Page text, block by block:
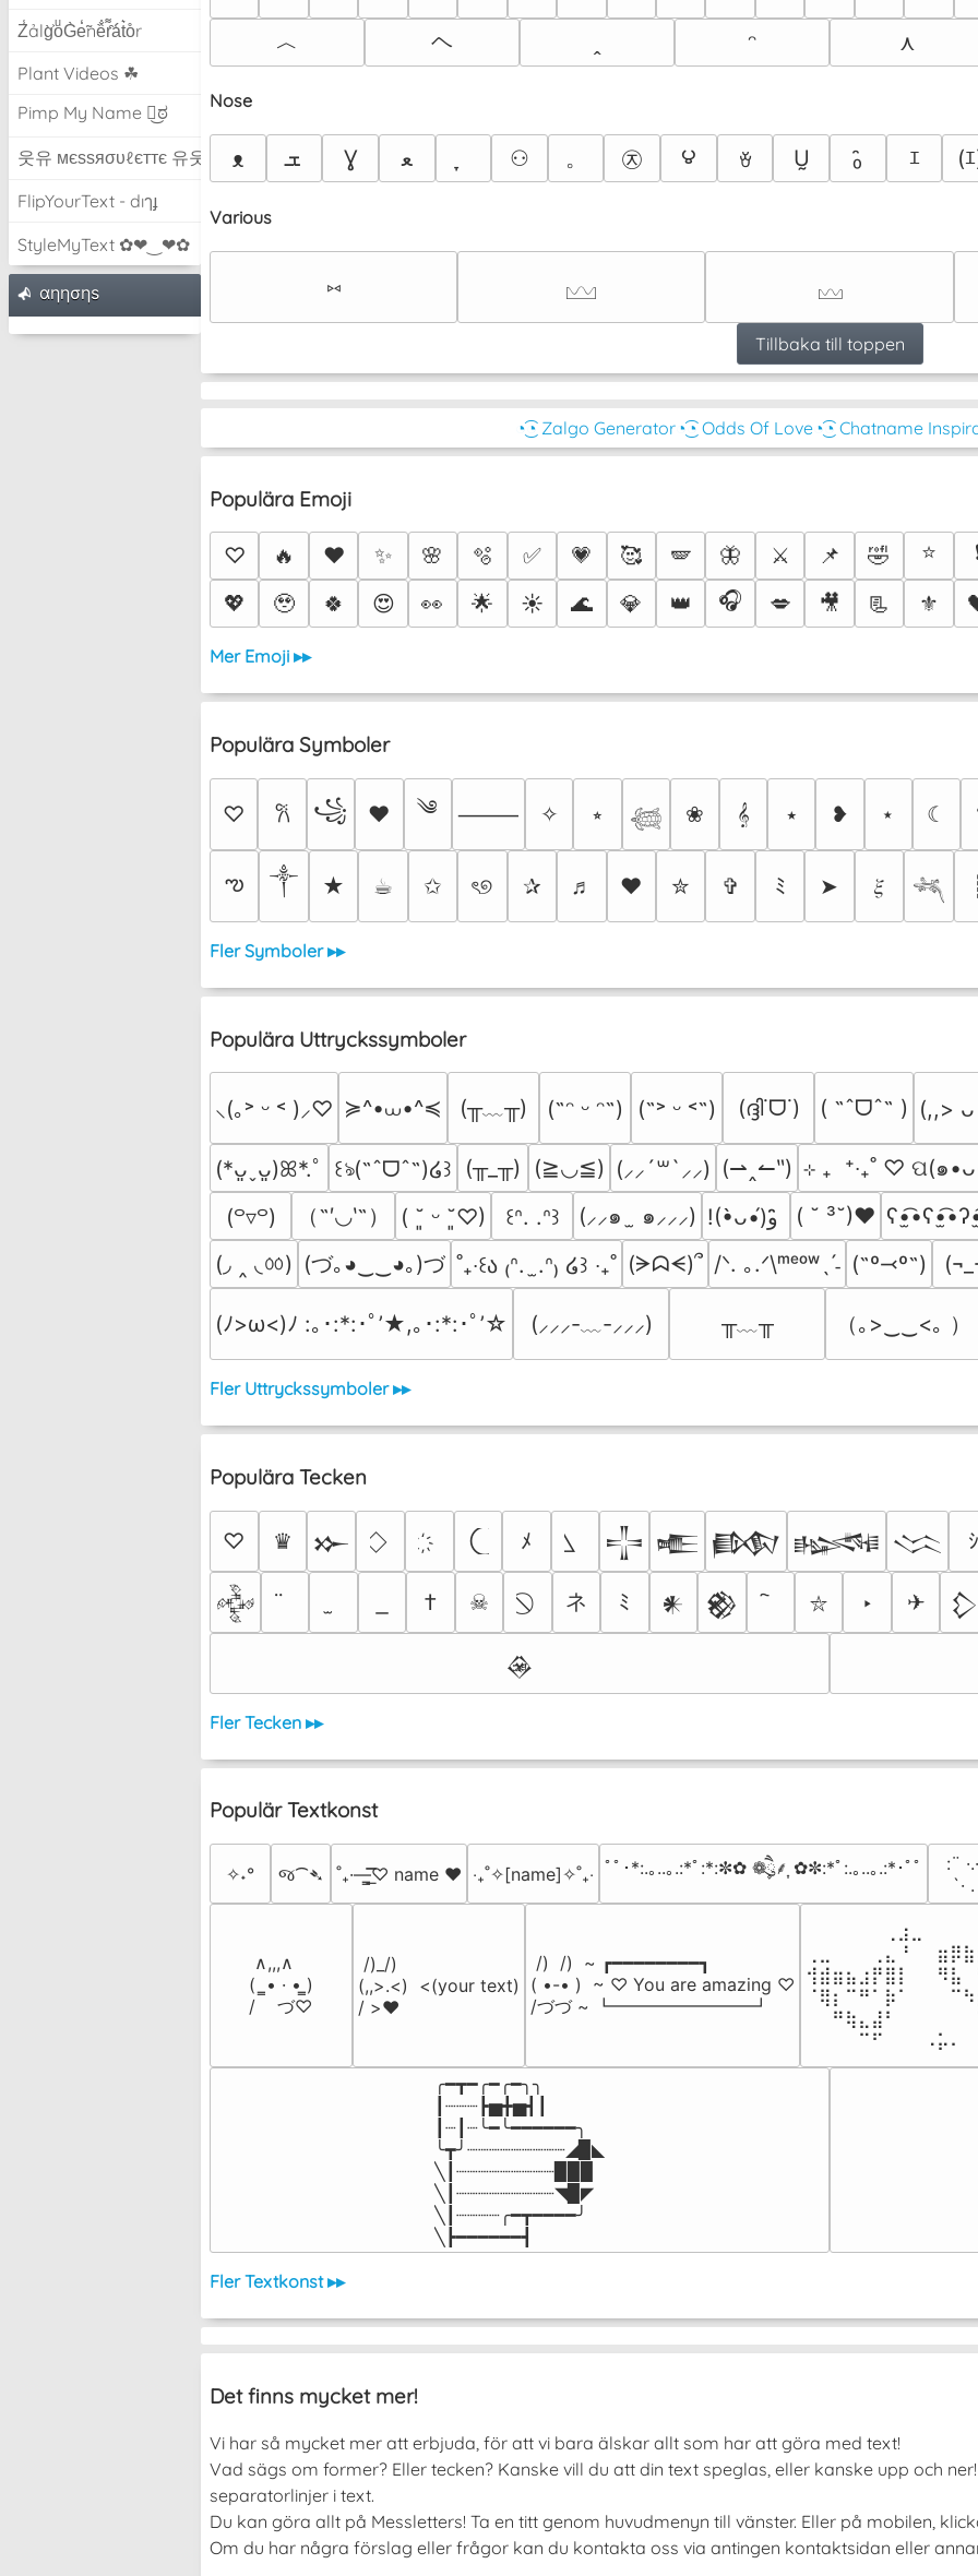
Z̾ảlg̀͐oͧG̀e̒̃nȅ̐r͌̑á͑t͛o̊r
Plant Videos ☘
Pimp My Name ಠ͜ಠ
웃유 мєѕѕяσυℓєттє 유웃
FlipYourText - dıๅɟ
StyleMyText ✿❤‿❤✿
αηησηѕ
︿ ヘ ᵔ ⋏
Nose
ᴥ ܫ Ɣ ﻌ ⚇ 。 ㉨ ౪ ꈊ Ṵ ₀̑ ｴ (
Various
⑅ 𓈉 𓈊
Tillbaka till toppen
◔͜͡◔ Zalgo Generator◔͜͡◔ Odds Of Love◔͜͡◔ Chatname
Populära Emoji
♡ 🔥 ❤️ ✨ 🌸 🫧 ✅ 💗 🥰 🪽 🦋 ⚔️ 📌 🤣 ⭐
💖
🥹 🍀 😍 👀 🌟 ☀️ 🌊 💎 👑 🎧 💋 🎥 📃 ⚜️
Mer Emoji ▸▸
Populära Symboler
♡ 𐙚 ꧁ ♥ ༄ ⸻ ✧ ⭒ 𓆉 ❀ 𝄞 ⭑ ❥ ⋆ ☾
ఌ ༒︎ ★ ☕︎ ✩ ৎ୭ ✰ ♬ ❤ ✮ ✞ ﾐ ➤ 𝜉 𓆈 ┊
Fler Symboler ▸▸
Populära Uttryckssymboler
⸜(｡˃ ᵕ ˂ )⸝♡ ≽^•⩊•^≼ (╥﹏╥) (˶ᵔ ᵕ ᵔ˶) (˶˃ ᵕ ˂˶) (ദ്ദി˙ᗜ˙) ( ˶ˆᗜˆ˵ ) (,,>
(*ᴗ͈ˬᴗ͈)ꕤ*.ﾟ ꒰ঌ(˶ˆᗜˆ˵)໒꒱ (╥_╥) (≧◡≦) (⸝⸝´꒳`⸝⸝) (⇀‸↼‶) ⊹ ₊  ⁺‧₊˚ ♡ ପ(๑
(꒪▿꒪)
（˶′◡‵˶） ( ˘͈ ᵕ ˘͈♡) ꒰ᐢ. .ᐢ꒱ (⸝⸝๑  ̫ ๑⸝⸝⸝) ( ˘ ³˘)♥
(◞ ‸ ◟ㆀ) (づ｡◕‿‿◕｡)づ ˚₊‧꒰ა ₍ᐢ.  ̫.ᐢ₎ ໒꒱ ‧₊˚ (ᗒᗣᗕ)՞ /ᐠ. ｡.ᐟ\ᵐᵉᵒʷˎˊ˗ (˶º⤙º˶)
(ﾉ>ω<)ﾉ :｡･:*:･ﾟ’★,｡･:*:･ﾟ’☆ (⸝⸝⸝-﹏-⸝⸝⸝) ╥﹏╥ （｡>‿‿<｡ ）
Fler Uttryckssymboler ▸▸
Populära Tecken
♡ ♛ 𒁍 ﾒ 𒋲 𒍫 𒁃 𒈙 𒈱 ｼ
𒅒 † ☠ ネ ﾐ 𒀭 𒆙 ⛥ ‣ ✈ 𒁷
𒊲
Fler Tecken ▸▸
Populär Textkonst
✧˖° જ⁀➴ ˚₊·—̳͟͞͞♡ name ♥️ ‎‧₊˚✧[name]✧˚₊‧ ﾟﾟ･*:.｡..｡.:*ﾟ:*:✼✿ ❁ཻུ۪۪⸙͎ ✿✼:*ﾟ:.｡..｡.:*･ﾟﾟ
⠀:¨
⠀ `·
∧,,,∧
(  ̳• · • ̳)
/    づ♡
/)_/)
(,,>.<)  <(your text)
/ >❤️
/)  /)  ~ ┏━━━━━━━━┓
( •-• )  ~ ♡ You are amazing ♡
/づづ ~ ┗━━━━━━━━┛
╭━┳━╭━╭━╮╮
┃┈┈┈┣▅╋▅┫┃
┃┈┃┈╰━╰━━━━━━╮
╰┳╯┈┈┈┈┈┈┈┈┈◢▉◣
╲┃┈┈┈┈┈┈┈┈┈▉▉▉
╲┃┈┈┈┈┈┈┈┈┈◥▉◤
╲┃┈┈┈┈╭━┳━━━━╯
╲┣━━━━━━┫﻿
Fler Textkonst ▸▸
Det finns mycket mer!
Vi har så mycket mer att erbjuda, för att vi bara älskar allt som har att göra med text!
Vad sägs om former? Eller tecken? Kanske vill du att din text speglas, eller kanske upp och
separatorlinjer i text.
Du kan göra allt på Messletters! Ta en titt genom huvudmenyn till vänster. Eller på mobilen,
Om du har några förslag eller frågor kan du kontakta oss via antingen kontaktsidan eller